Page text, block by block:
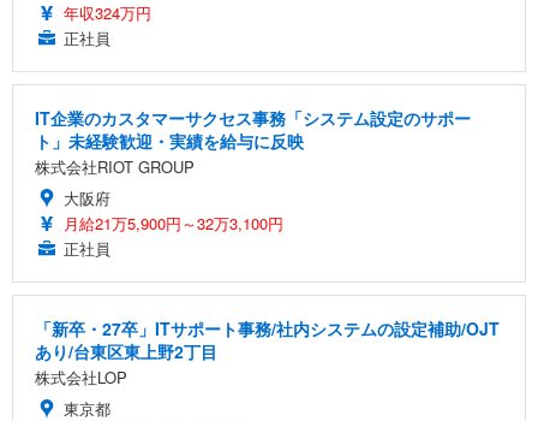
年収324万円
正社員
IT企業のカスタマーサクセス事務「システム設定のサポー
ト」未経験歓迎・実績を給与に反映
株式会社RIOT GROUP
大阪府
月給21万5,900円～32万3,100円
正社員
「新卒・27卒」ITサポート事務/社内システムの設定補助/OJT
あり/台東区東上野2丁目
株式会社LOP
東京都